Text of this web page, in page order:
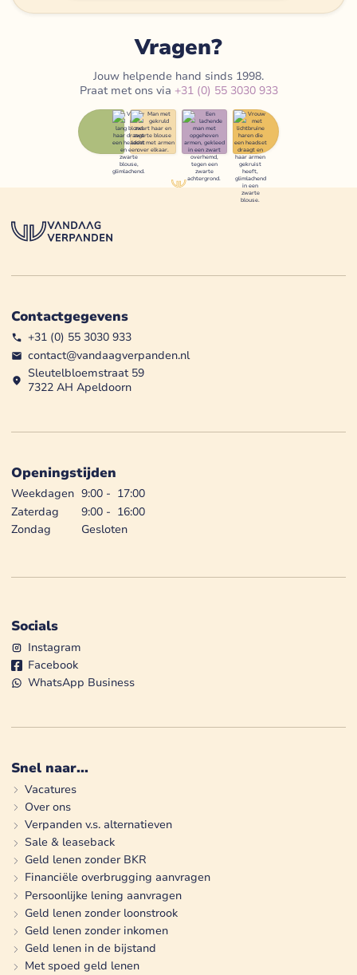
Vragen?
Jouw helpende hand sinds 1998.
Praat met ons via +31 (0) 55 3030 933
Contactgegevens
+31 (0) 55 3030 933
contact@vandaagverpanden.nl
Sleutelbloemstraat 59
7322 AH Apeldoorn
Openingstijden
Weekdagen 9:00 - 17:00
Zaterdag
9:00 - 16:00
Zondag
Gesloten
Socials
Instagram
Facebook
WhatsApp Business
Snel naar...
Vacatures
Over ons
Verpanden v.s. alternatieven
Sale & leaseback
Geld lenen zonder BKR
Financiële overbrugging aanvragen
Persoonlijke lening aanvragen
Geld lenen zonder loonstrook
Geld lenen zonder inkomen
Geld lenen in de bijstand
Met spoed geld lenen